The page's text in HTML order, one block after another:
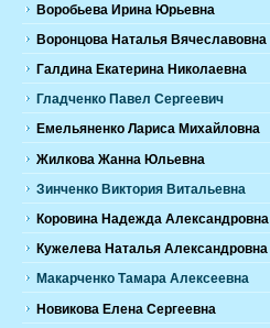
Воробьева Ирина Юрьевна
Воронцова Наталья Вячеславовна
Галдина Екатерина Николаевна
Гладченко Павел Сергеевич
Емельяненко Лариса Михайловна
Жилкова Жанна Юльевна
Зинченко Виктория Витальевна
Коровина Надежда Александровна
Кужелева Наталья Александровна
Макарченко Тамара Алексеевна
Новикова Елена Сергеевна